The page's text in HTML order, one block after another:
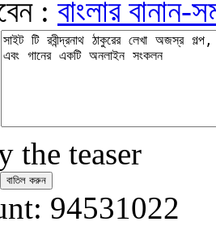
: বাংলার বানান-
the teaser
94531022